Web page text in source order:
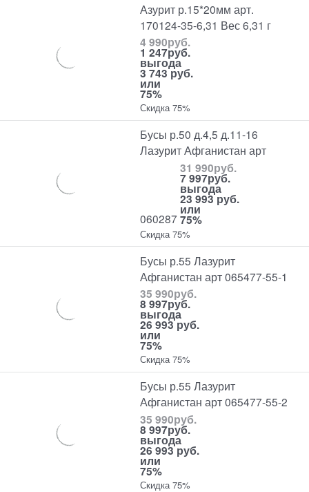
Азурит р.15*20мм арт.
170124-35-6,31 Вес 6,31 г
4 990руб.
1 247руб.
выгода
3 743 руб.
или
75%
Скидка 75%
Бусы р.50 д.4,5 д.11-16
Лазурит Афганистан арт
060287
31 990руб.
7 997руб.
выгода
23 993 руб.
или
75%
Скидка 75%
Бусы р.55 Лазурит
Афганистан арт 065477-55-1
35 990руб.
8 997руб.
выгода
26 993 руб.
или
75%
Скидка 75%
Бусы р.55 Лазурит
Афганистан арт 065477-55-2
35 990руб.
8 997руб.
выгода
26 993 руб.
или
75%
Скидка 75%